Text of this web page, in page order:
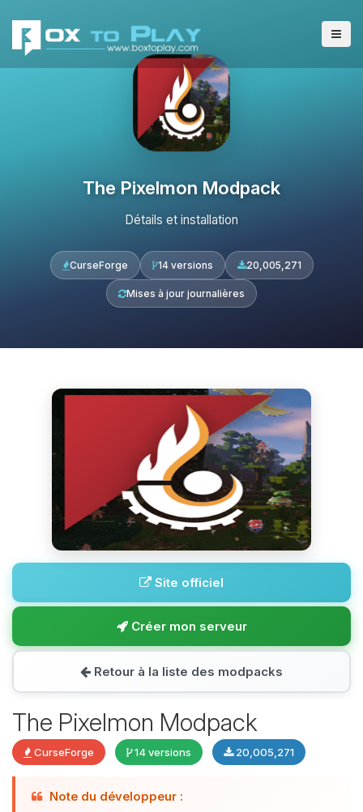
The Pixelmon Modpack
Détails et installation
CurseForge 14 versions 20,005,271
Mises à jour journalières
Site officiel
Créer mon serveur
Retour à la liste des modpacks
The Pixelmon Modpack
CurseForge 14 versions 20,005,271
Note du développeur :